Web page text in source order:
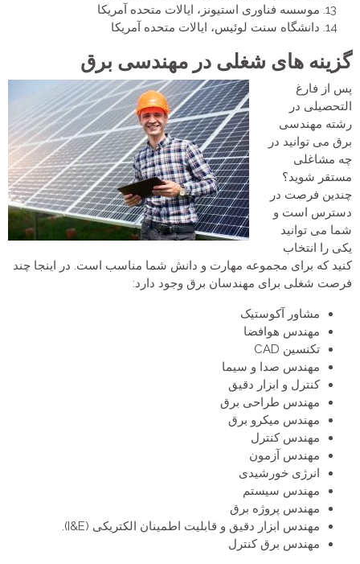
موسسه فناوری استیونز، ایالات متحده آمریکا
دانشگاه سنت لوئیس، ایالات متحده آمریکا
گزینه های شغلی در مهندسی برق
پس از فارغ
التحصیلی در
رشته مهندسی
برق می توانید در
چه مشاغلی
مستقر شوید؟
چندین فرصت در
دسترس است و
شما می توانید
یکی را انتخاب
کنید که برای مجموعه مهارت و دانش شما مناسب است. در اینجا چند
فرصت شغلی برای مهندسان برق وجود دارد:
مشاور آکوستیک
مهندس هوافضا
تکنسین CAD
مهندس صدا و سیما
کنترل و ابزار دقیق
مهندس طراحی برق
مهندس میکرو برق
مهندس کنترل
مهندس آزمون
انرژی خورشیدی
مهندس سیستم
مهندس پروژه برق
مهندس ابزار دقیق و قابلیت اطمینان الکتریکی (I&E).
مهندس برق کنترل